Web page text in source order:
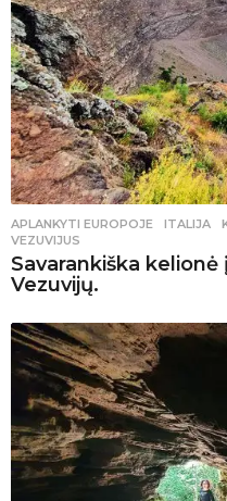
APLANKYTI EUROPOJE ITALIJA ,
VEZUVIJUS
Savarankiška kelionė
Vezuvijų.